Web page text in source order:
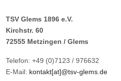
TSV Glems 1896 e.V.
Kirchstr. 60
72555 Metzingen / Glems
Telefon: +49 (0)7123 / 976632
E-Mail: kontakt[at]@tsv-glems.de